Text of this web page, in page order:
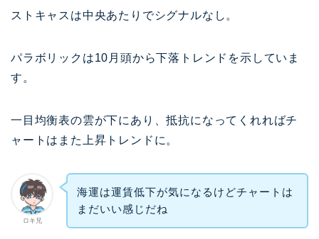
ストキャスは中央あたりでシグナルなし。
パラボリックは10月頭から下落トレンドを示していま
す。
一目均衡表の雲が下にあり、抵抗になってくれればチ
ャートはまた上昇トレンドに。
ロキ兄
海運は運賃低下が気になるけどチャートは
まだいい感じだね